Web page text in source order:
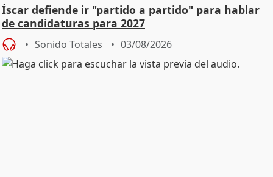
Íscar defiende ir "partido a partido" para hablar
de candidaturas para 2027
Sonido Totales 03/08/2026